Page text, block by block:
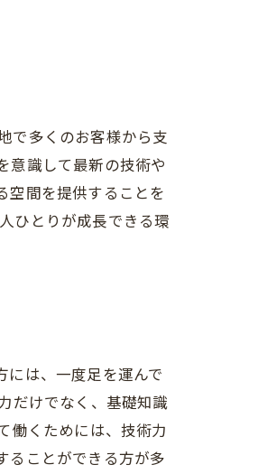
で多くのお客様から支
意識して最新の技術や
空間を提供することを
ひとりが成長できる環
には、一度足を運んで
だけでなく、基礎知識
働くためには、技術力
ることができる方が多